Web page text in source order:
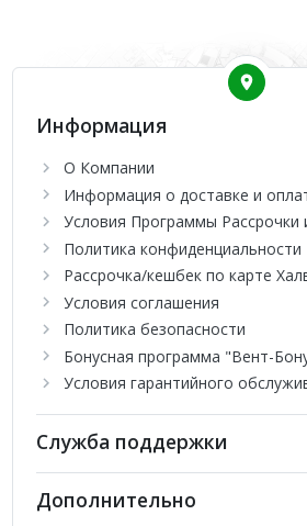
Защита от образования наледи.
Интеллектуальная разморозка.
Запоминание расположения
Ночной режим.
Автодиагностика.
Быстрый старт.
Работа при низких температурах.
Энергосбережение.
Режим "Теплый пуск".
Серия настенных кондиционеров 172
объединяет в себе новейшие
материалы, надежную конструкцию
набор функциональных
системами можно при помощи
голосовым помощником Алиса или же
через Wi-Fi. Режимы Турбо, Ночной,
Таймер и прочее делают
комфортной и приятной.
Информация
О Компании
Информация о доставке и
Условия Программы Рассрочки
Политика конфиденциальности
Рассрочка/кешбек по карте
Условия соглашения
Политика безопасности
Бонусная программа "Вент-
Условия гарантийного
Служба поддержки
Дополнительно